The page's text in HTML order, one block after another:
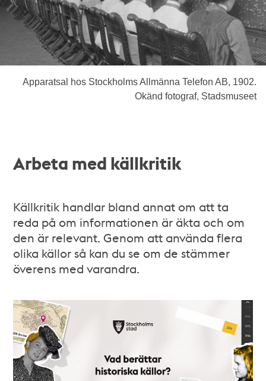
Apparatsal hos Stockholms Allmänna Telefon AB, 1902.
Okänd fotograf, Stadsmuseet
Arbeta med källkritik
Källkritik handlar bland annat om att ta
reda på om informationen är äkta och om
den är relevant. Genom att använda flera
olika källor så kan du se om de stämmer
överens med varandra.